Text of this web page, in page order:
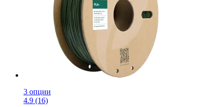
3 опции
4.9 (16)